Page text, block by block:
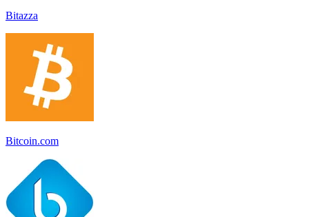
Bitazza
Bitcoin.com